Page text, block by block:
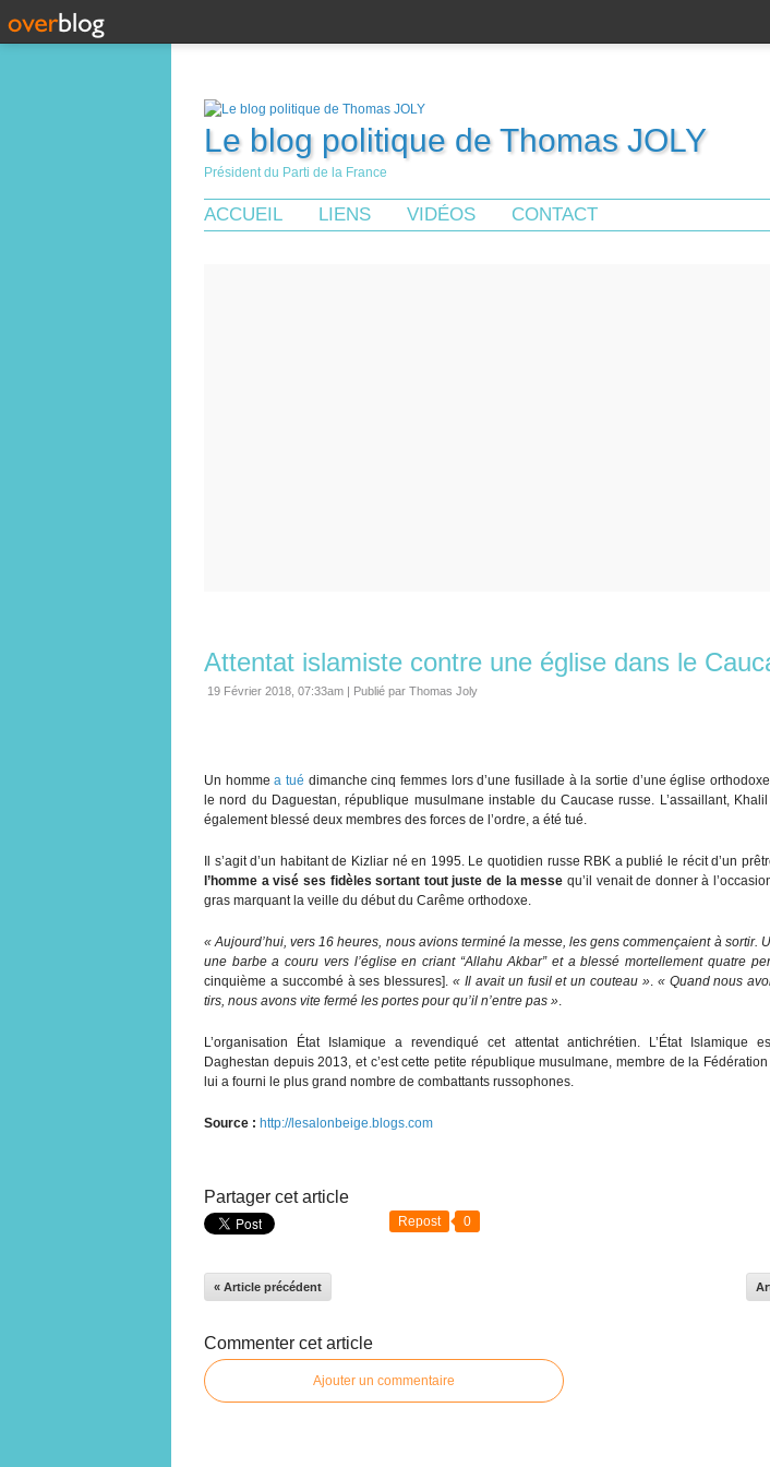
Le blog politique de Thomas JOLY
Président du Parti de la France
ACCUEIL LIENS VIDÉOS CONTACT
Attentat islamiste contre une église dans le
19 Février 2018, 07:33am | Publié par Thomas Joly
Un hommea tué dimanche cinq femmes lors d’une fusillade à la sortie d’une église
le nord du Daguestan, république musulmane instable du Caucase russe. L’assaillant,
également blessé deux membres des forces de l’ordre, a été tué.
Il s’agit d’un habitant de Kizliar né en 1995. Le quotidien russe RBK a publié le récit d’un
l’homme a visé ses fidèles sortant tout juste de la messe qu’il venait de donner à
gras marquant la veille du début du Carême orthodoxe.
« Aujourd’hui, vers 16 heures, nous avions terminé la messe, les gens commençaient à sortir.
une barbe a couru vers l’église en criant “Allahu Akbar” et a blessé mortellement quatre
cinquième a succombé à ses blessures].« Il avait un fusil et un couteau ». « Quand nous
tirs, nous avons vite fermé les portes pour qu’il n’entre pas ».
L’organisation État Islamique a revendiqué cet attentat antichrétien. L’État Islamique
Daghestan depuis 2013, et c’est cette petite république musulmane, membre de la
lui a fourni le plus grand nombre de combattants russophones.
Source : http://lesalonbeige.blogs.com
Partager cet article
Repost 0
« Article précédent
Commenter cet article
Ajouter un commentaire